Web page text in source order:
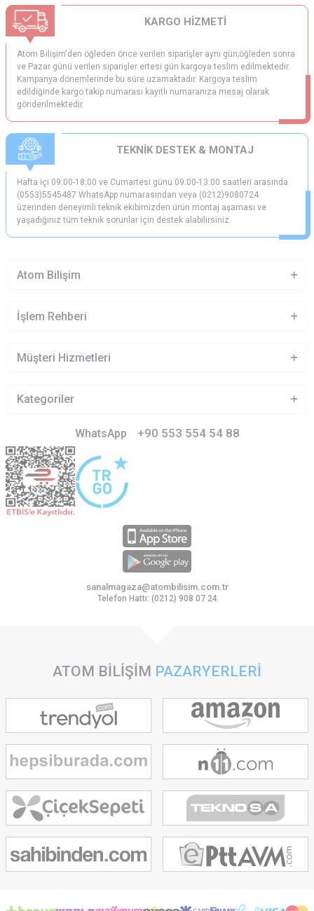
KARGO HİZMETİ
Atom Bilişim'den öğleden önce verilen siparişler aynı gün;öğleden sonra
ve Pazar günü verilen siparişler ertesi gün kargoya teslim edilmektedir.
Kampanya dönemlerinde bu süre uzamaktadır. Kargoya teslim
edildiğinde kargo takip numarası kayıtlı numaranıza mesaj olarak
gönderilmektedir.
TEKNİK DESTEK & MONTAJ
Hafta içi 09:00-18:00 ve Cumartesi günü 09:00-13:00 saatleri arasında
(0553)5545487 WhatsApp numarasından veya (0212)9080724
üzerinden deneyimli teknik ekibimizden ürün montaj aşaması ve
yaşadığınız tüm teknik sorunlar için destek alabilirsiniz.
Atom Bilişim
İşlem Rehberi
Müşteri Hizmetleri
Kategoriler
WhatsApp +90 553 554 54 88
sanalmagaza@atombilisim.com.tr
Telefon Hattı: (0212) 908 07 24
ATOM BİLİŞİM PAZARYERLERİ